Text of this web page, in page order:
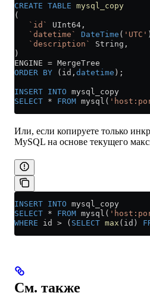
CREATE TABLE mysql_copy
(
   `id`
UInt64,
   `datetime`
DateTime ( 'UTC'
   `description`
String,
)
ENGINE = MergeTree
ORDER BY (id, datetime );
INSERT INTO mysql_copy
SELECT * FROM mysql(
Или, если копируете только
MySQL на основе текущего
INSERT INTO mysql_copy
SELECT * FROM mysql(
WHERE id > ( SELECT max (id)
См. также